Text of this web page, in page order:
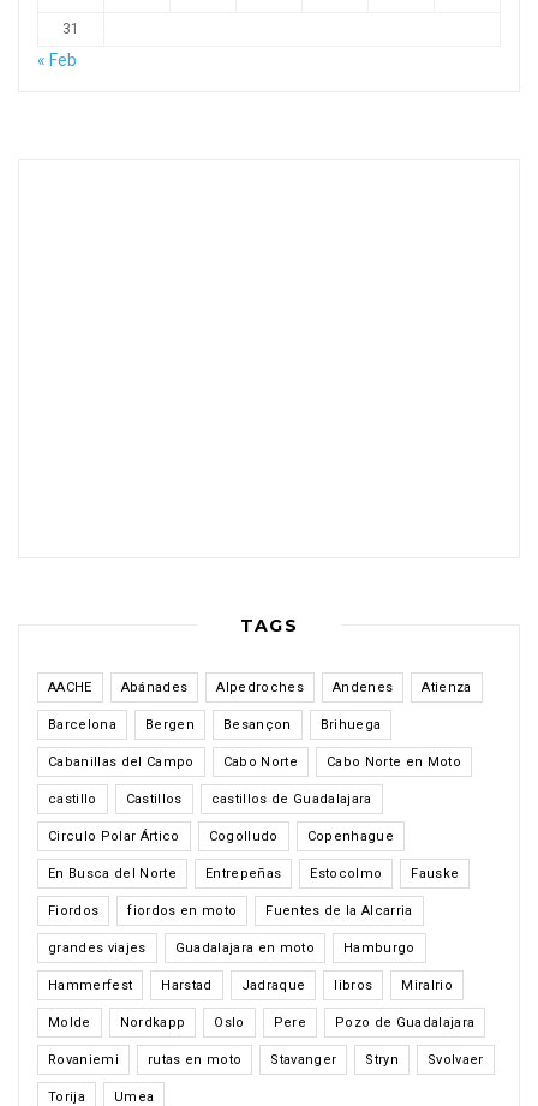
31
« Feb
TAGS
AACHE Abánades Alpedroches Andenes Atienza
Barcelona Bergen Besançon Brihuega
Cabanillas del Campo Cabo Norte Cabo Norte en Moto
castillo Castillos castillos de Guadalajara
Circulo Polar Ártico Cogolludo Copenhague
En Busca del Norte Entrepeñas Estocolmo Fauske
Fiordos fiordos en moto Fuentes de la Alcarria
grandes viajes Guadalajara en moto Hamburgo
Hammerfest Harstad Jadraque libros Miralrio
Molde Nordkapp Oslo Pere Pozo de Guadalajara
Rovaniemi rutas en moto Stavanger Stryn Svolvaer
Torija Umea